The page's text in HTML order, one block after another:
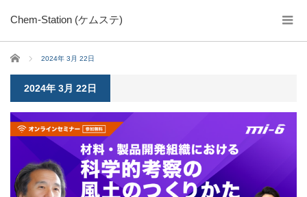
Chem-Station (ケムステ)
ホーム 2024年 3月 22日
2024年 3月 22日